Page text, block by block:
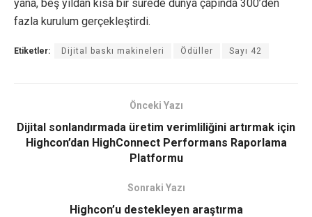
yana, beş yıldan kısa bir sürede dünya çapında 300’den
fazla kurulum gerçekleştirdi.
Etiketler: Dijital baskı makineleri Ödüller Sayı 42
Önceki Yazı
Dijital sonlandırmada üretim verimliliğini artırmak için
Highcon’dan HighConnect Performans Raporlama
Platformu
Sonraki Yazı
Highcon’u destekleyen araştırma